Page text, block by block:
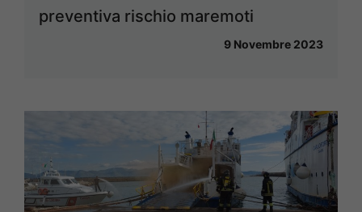
preventiva rischio maremoti
9 Novembre 2023